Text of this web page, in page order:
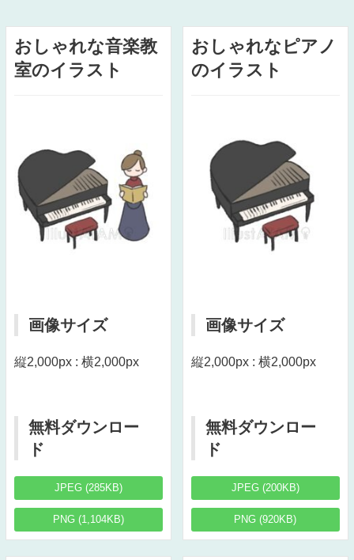
おしゃれな音楽教
室のイラスト
画像サイズ
縦2,000px : 横2,000px
無料ダウンロー
ド
JPEG (285KB)
PNG (1,104KB)
おしゃれなピアノ
のイラスト
画像サイズ
縦2,000px : 横2,000px
無料ダウンロー
ド
JPEG (200KB)
PNG (920KB)